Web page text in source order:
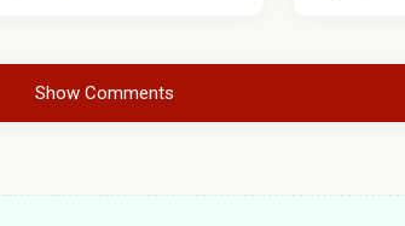
Show Comments